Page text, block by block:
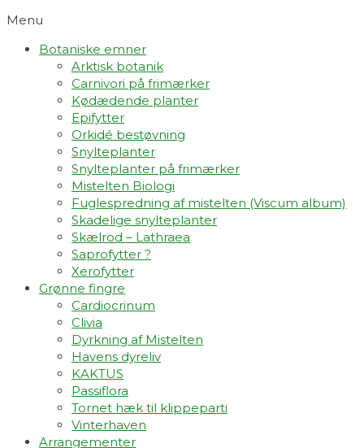
Menu
Botaniske emner
Arktisk botanik
Carnivori på frimærker
Kødædende planter
Epifytter
Orkidé bestøvning
Snylteplanter
Snylteplanter på frimærker
Mistelten Biologi
Fuglespredning af mistelten (Viscum album)​
Skadelige snylteplanter
Skælrod – Lathraea
Saprofytter ?
Xerofytter
Grønne fingre
Cardiocrinum
Clivia
Dyrkning af Mistelten
Havens dyreliv
KAKTUS
Passiflora
Tornet hæk til klippeparti
Vinterhaven
Arrangementer